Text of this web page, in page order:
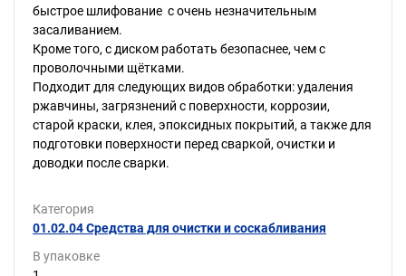
быстрое шлифование с очень незначительным
засаливанием.
Кроме того, с диском работать безопаснее, чем с
проволочными щётками.
Подходит для следующих видов обработки: удаления
ржавчины, загрязнений с поверхности, коррозии,
старой краски, клея, эпоксидных покрытий, а также для
подготовки поверхности перед сваркой, очистки и
доводки после сварки.
Категория
01.02.04 Средства для очистки и соскабливания
В упаковке